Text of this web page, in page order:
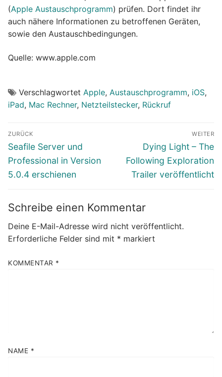
(Apple Austauschprogramm) prüfen. Dort findet ihr
auch nähere Informationen zu betroffenen Geräten,
sowie den Austauschbedingungen.
Quelle: www.apple.com
Verschlagwortet Apple, Austauschprogramm, iOS,
iPad, Mac Rechner, Netzteilstecker, Rückruf
Beitragsnavigation
ZURÜCK
Vorheriger
Beitrag:
Seafile Server und
Professional in Version
5.0.4 erschienen
WEITER
Nächster
Beitrag:
Dying Light – The
Following Exploration
Trailer veröffentlicht
Schreibe einen Kommentar
Deine E-Mail-Adresse wird nicht veröffentlicht.
Erforderliche Felder sind mit * markiert
KOMMENTAR *
NAME *